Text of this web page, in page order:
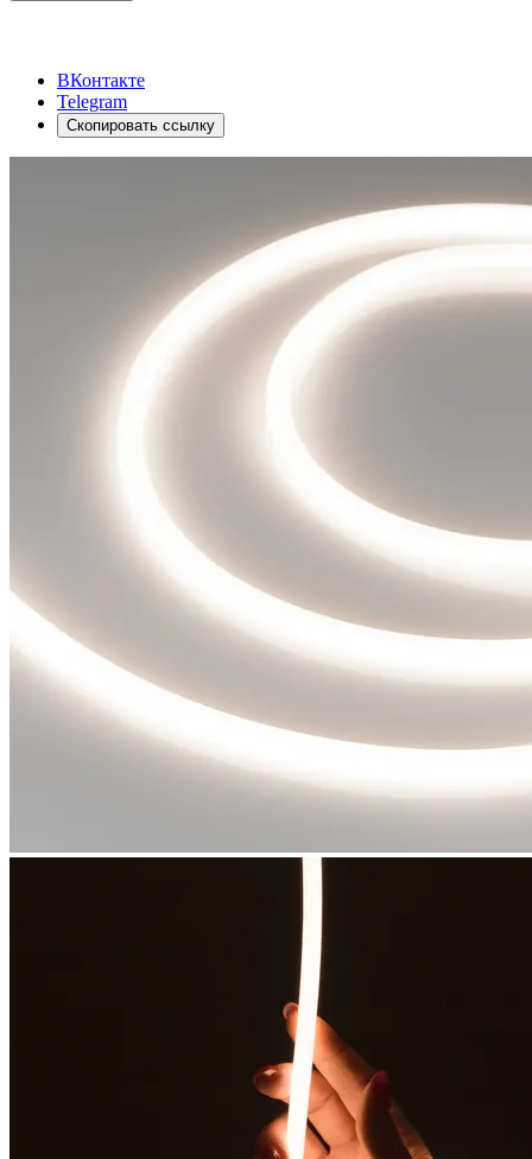
ВКонтакте
Telegram
Скопировать ссылку